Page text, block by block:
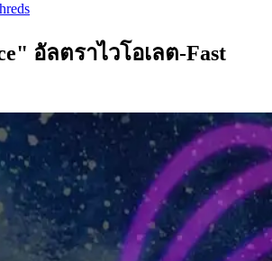
อัลตราไวโอเลต-Fast